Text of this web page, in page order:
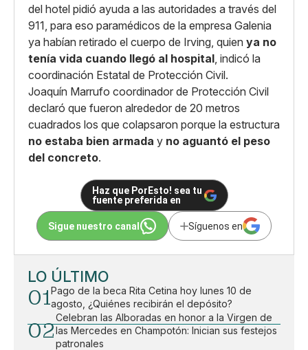
del hotel pidió ayuda a las autoridades a través del
911, para eso paramédicos de la empresa Galenia
ya habían retirado el cuerpo de Irving, quien ya no
tenía vida cuando llegó al hospital, indicó la
coordinación Estatal de Protección Civil.
Joaquín Marrufo coordinador de Protección Civil
declaró que fueron alrededor de 20 metros
cuadrados los que colapsaron porque la estructura
no estaba bien armada y no aguantó el peso
del concreto.
Haz que PorEsto! sea tu
fuente preferida en
Sigue nuestro canal Síguenos en
LO ÚLTIMO
01Pago de la beca Rita Cetina hoy lunes 10 de
agosto, ¿Quiénes recibirán el depósito?
02
Celebran las Alboradas en honor a la Virgen de
las Mercedes en Champotón: Inician sus festejos
patronales